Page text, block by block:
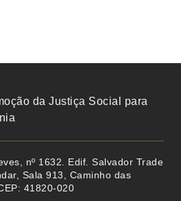
da Justiça Social para
nº 1632. Edif. Salvador Trade
Sala 913, Caminho das
41820-020